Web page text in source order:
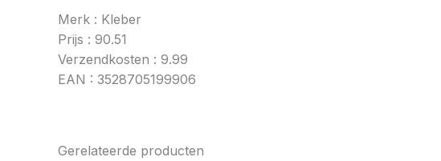
Merk : Kleber
Prijs : 90.51
Verzendkosten : 9.99
EAN : 3528705199906
Gerelateerde producten